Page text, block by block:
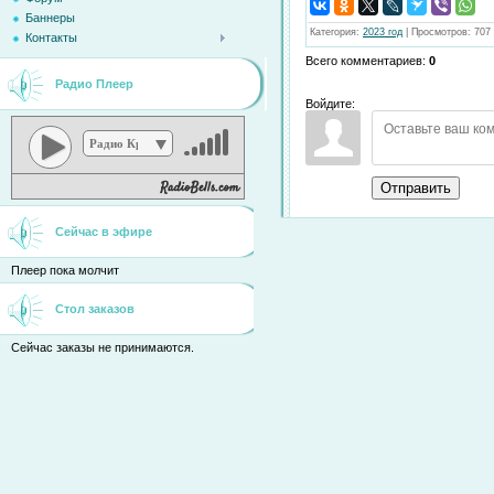
Баннеры
Контакты
Радио Плеер
Радио Кристина
Сейчас в эфире
Плеер пока молчит
Стол заказов
Сейчас заказы не принимаются.
Категория: 2023 год Просмотров: 707
Всего комментариев: 0
Войдите:
Отправить